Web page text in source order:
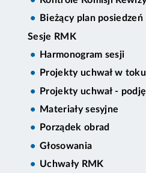
Bieżący plan posiedzeń
Sesje RMK
Harmonogram sesji
Projekty uchwał w toku
Projekty uchwał -
Materiały sesyjne
Porządek obrad
Głosowania
Uchwały RMK